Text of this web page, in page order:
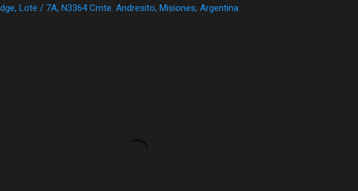
Lote / 7A, N3364 Cmte. Andresito, Misiones, Argentina